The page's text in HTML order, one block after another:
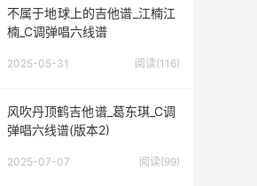
不属于地球上的吉他谱_江楠江
楠_C调弹唱六线谱
2025-05-31 阅读(116)
风吹丹顶鹤吉他谱_葛东琪_C调
弹唱六线谱(版本2)
2025-07-07 阅读(99)